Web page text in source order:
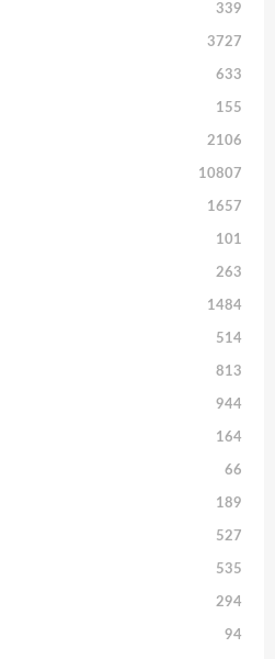
339
3727
633
155
2106
10807
1657
101
263
1484
514
813
944
164
66
189
527
535
294
94